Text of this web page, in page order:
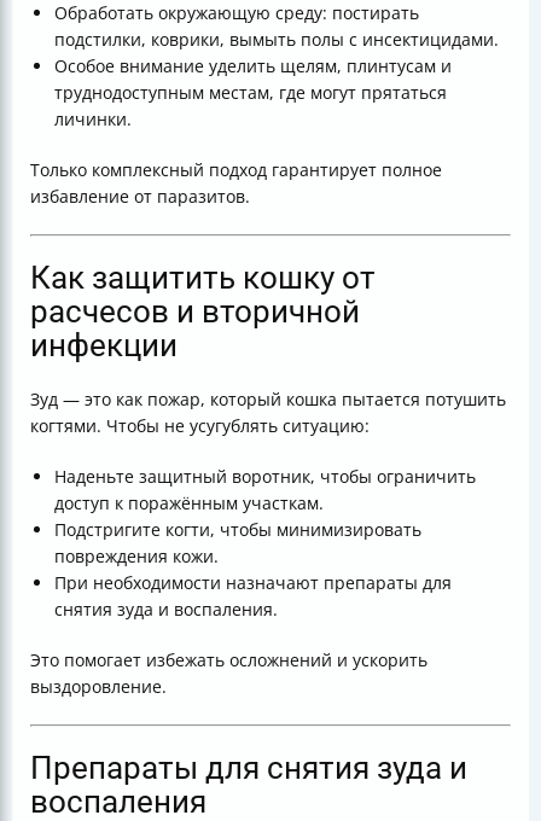
Обработать окружающую среду: постирать
подстилки, коврики, вымыть полы с инсектицидами.
Особое внимание уделить щелям, плинтусам и
труднодоступным местам, где могут прятаться
личинки.
Только комплексный подход гарантирует полное
избавление от паразитов.
Как защитить кошку от
расчесов и вторичной
инфекции
Зуд — это как пожар, который кошка пытается потушить
когтями. Чтобы не усугублять ситуацию:
Наденьте защитный воротник, чтобы ограничить
доступ к поражённым участкам.
Подстригите когти, чтобы минимизировать
повреждения кожи.
При необходимости назначают препараты для
снятия зуда и воспаления.
Это помогает избежать осложнений и ускорить
выздоровление.
Препараты для снятия зуда и
воспаления